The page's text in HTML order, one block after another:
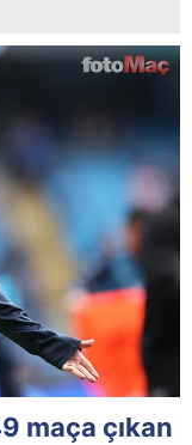
maça çıkan